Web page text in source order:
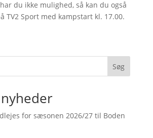
du ikke mulighed, så kan du også
TV2 Sport med kampstart kl. 17.00.
Søg
for sæsonen 2026/27 til Boden